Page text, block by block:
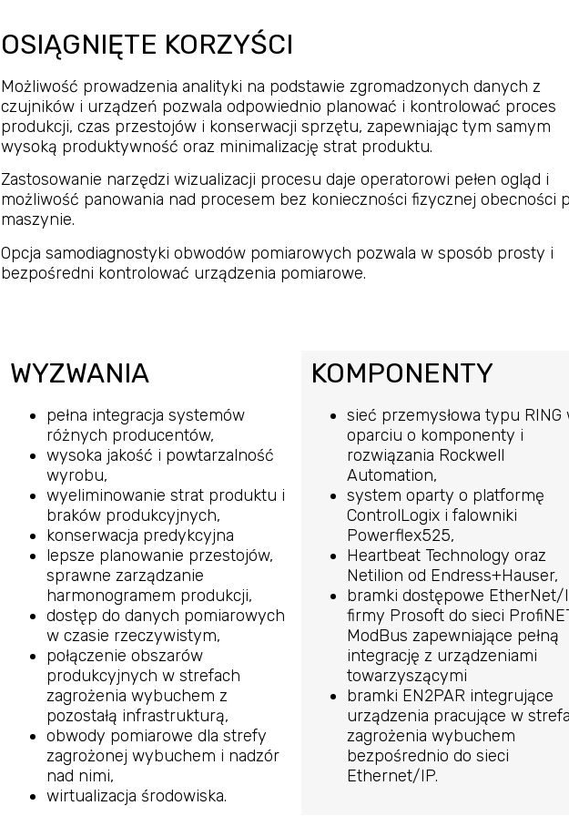
OSIĄGNIĘTE KORZYŚCI
Możliwość prowadzenia analityki na podstawie zgromadzonych danych z
czujników i urządzeń pozwala odpowiednio planować i kontrolować proces
produkcji, czas przestojów i konserwacji sprzętu, zapewniając tym samym
wysoką produktywność oraz minimalizację strat produktu.
Zastosowanie narzędzi wizualizacji procesu daje operatorowi pełen ogląd i
możliwość panowania nad procesem bez konieczności fizycznej obecności
maszynie.
Opcja samodiagnostyki obwodów pomiarowych pozwala w sposób prosty i
bezpośredni kontrolować urządzenia pomiarowe.
WYZWANIA
pełna integracja systemów
różnych producentów,
wysoka jakość i powtarzalność
wyrobu,
wyeliminowanie strat produktu i
braków produkcyjnych,
konserwacja predykcyjna
lepsze planowanie przestojów,
sprawne zarządzanie
harmonogramem produkcji,
dostęp do danych pomiarowych
w czasie rzeczywistym,
połączenie obszarów
produkcyjnych w strefach
zagrożenia wybuchem z
pozostałą infrastrukturą,
obwody pomiarowe dla strefy
zagrożonej wybuchem i nadzór
nad nimi,
wirtualizacja środowiska.
KOMPONENTY
sieć przemysłowa typu RING
oparciu o komponenty i
rozwiązania Rockwell
Automation,
system oparty o platformę
ControlLogix i falowniki
Powerflex525,
Heartbeat Technology oraz
Netilion od Endress+Hauser,
bramki dostępowe EtherNet/
firmy Prosoft do sieci
ModBus zapewniające pełną
integrację z urządzeniami
towarzyszącymi
bramki EN2PAR integrujące
urządzenia pracujące w
zagrożenia wybuchem
bezpośrednio do sieci
Ethernet/IP.